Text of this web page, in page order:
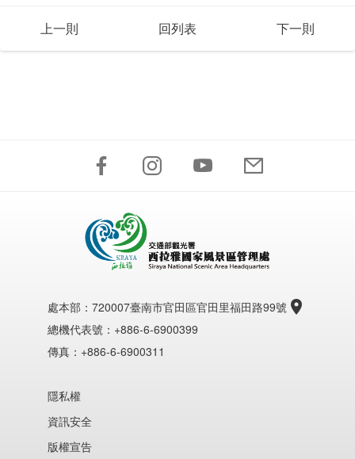
上一則 回列表 下一則
處本部： 720007臺南市官田區官田里福田路99號
總機代表號：+886-6-6900399
傳真：+886-6-6900311
隱私權
資訊安全
版權宣告